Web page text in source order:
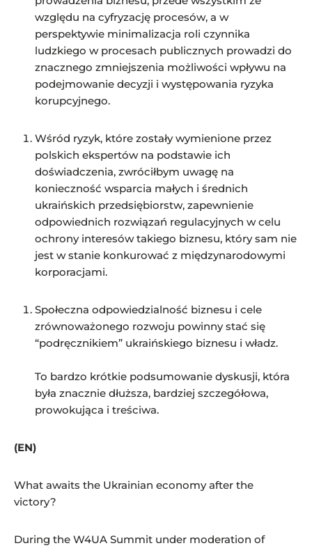
względu na cyfryzację procesów, a w
perspektywie minimalizacja roli czynnika
ludzkiego w procesach publicznych prowadzi do
znacznego zmniejszenia możliwości wpływu na
podejmowanie decyzji i występowania ryzyka
korupcyjnego.
Wśród ryzyk, które zostały wymienione przez
polskich ekspertów na podstawie ich
doświadczenia, zwróciłbym uwagę na
konieczność wsparcia małych i średnich
ukraińskich przedsiębiorstw, zapewnienie
odpowiednich rozwiązań regulacyjnych w celu
ochrony interesów takiego biznesu, który sam nie
jest w stanie konkurować z międzynarodowymi
korporacjami.
Społeczna odpowiedzialność biznesu i cele
zrównoważonego rozwoju powinny stać się
“podręcznikiem” ukraińskiego biznesu i władz.
To bardzo krótkie podsumowanie dyskusji, która
była znacznie dłuższa, bardziej szczegółowa,
prowokująca i treściwa.
(EN)
What awaits the Ukrainian economy after the
victory?
During the W4UA Summit under moderation of